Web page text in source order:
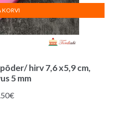
hirv 7,6 x5,9 cm,
5 mm
€
KORVI